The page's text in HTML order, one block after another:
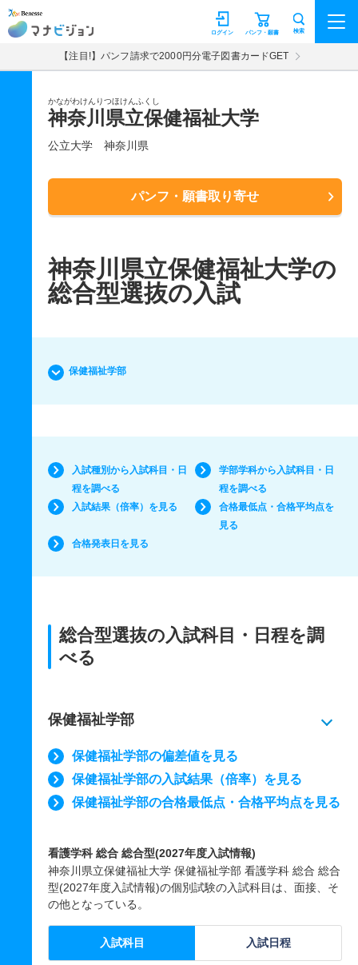
マナビジョン パンフ・願書
ログイン 検索
【注目!】パンフ請求で2000円分電子図書カードGET
かながわけんりつほけんふくし
神奈川県立保健福祉大学
公立大学 神奈川県
パンフ・願書取り寄せ
神奈川県立保健福祉大学の
総合型選抜の入試
保健福祉学部
入試種別から入試科目・日
程を調べる
学部学科から入試科目・日
程を調べる
入試結果（倍率）を見る
合格最低点・合格平均点を
見る
合格発表日を見る
総合型選抜の入試科目・日程を調
べる
保健福祉学部
保健福祉学部の偏差値を見る
保健福祉学部の入試結果（倍率）を見る
保健福祉学部の合格最低点・合格平均点を見る
看護学科 総合 総合型(2027年度入試情報)
神奈川県立保健福祉大学 保健福祉学部 看護学科 総合 総合
型(2027年度入試情報)の個別試験の入試科目は、面接、そ
の他となっている。
入試科目 入試日程